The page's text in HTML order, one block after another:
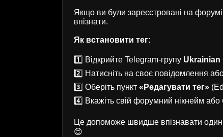
Якщо ви були зареєстровані на
впізнати.
Як встановити тег:
1️⃣ Відкрийте Telegram-групу Ukrainian
2️⃣ Натисніть на своє повідомлення
3️⃣ Оберіть пункт «Редагувати тег»
4️⃣ Вкажіть свій форумний нікнейм або
Це допоможе швидше впізнавати один
😊